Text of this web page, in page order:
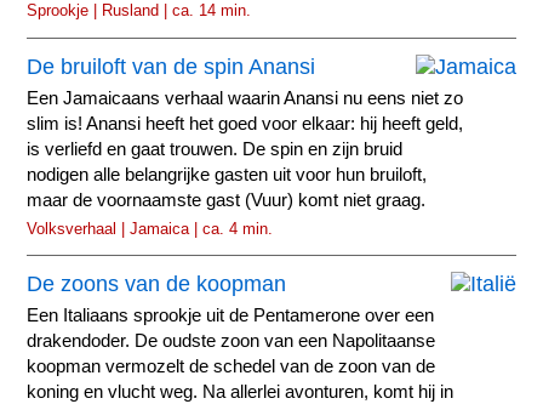
Sprookje | Rusland | ca. 14 min.
De bruiloft van de spin Anansi
Een Jamaicaans verhaal waarin Anansi nu eens niet zo
slim is! Anansi heeft het goed voor elkaar: hij heeft geld,
is verliefd en gaat trouwen. De spin en zijn bruid
nodigen alle belangrijke gasten uit voor hun bruiloft,
maar de voornaamste gast (Vuur) komt niet graag.
Volksverhaal | Jamaica | ca. 4 min.
De zoons van de koopman
Een Italiaans sprookje uit de Pentamerone over een
drakendoder. De oudste zoon van een Napolitaanse
koopman vermozelt de schedel van de zoon van de
koning en vlucht weg. Na allerlei avonturen, komt hij in